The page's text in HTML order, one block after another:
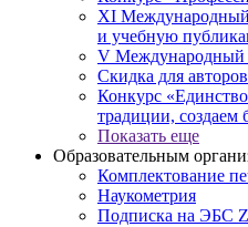
XI
и учебную
V
Скидка для авторов
Конкурс
традиции, создаем
Показать еще
Образовательным
Комплектование
Наукометрия
Подписка на ЭБС